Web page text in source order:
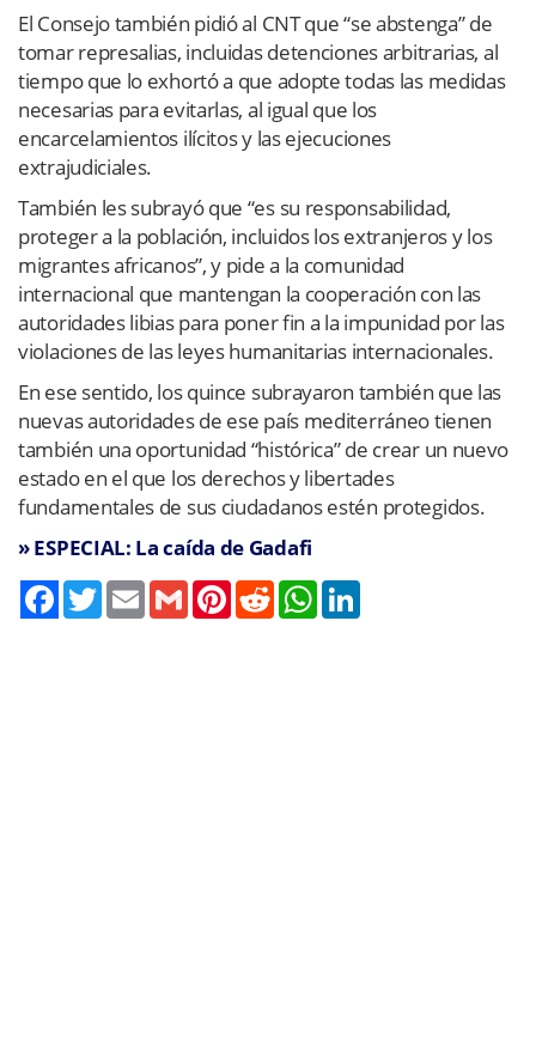
El Consejo también pidió al CNT que “se abstenga” de
tomar represalias, incluidas detenciones arbitrarias, al
tiempo que lo exhortó a que adopte todas las medidas
necesarias para evitarlas, al igual que los
encarcelamientos ilícitos y las ejecuciones
extrajudiciales.
También les subrayó que “es su responsabilidad,
proteger a la población, incluidos los extranjeros y los
migrantes africanos”, y pide a la comunidad
internacional que mantengan la cooperación con las
autoridades libias para poner fin a la impunidad por las
violaciones de las leyes humanitarias internacionales.
En ese sentido, los quince subrayaron también que las
nuevas autoridades de ese país mediterráneo tienen
también una oportunidad “histórica” de crear un nuevo
estado en el que los derechos y libertades
fundamentales de sus ciudadanos estén protegidos.
» ESPECIAL: La caída de Gadafi
TwitterEmail Gmail PinterestReddit WhatsApp